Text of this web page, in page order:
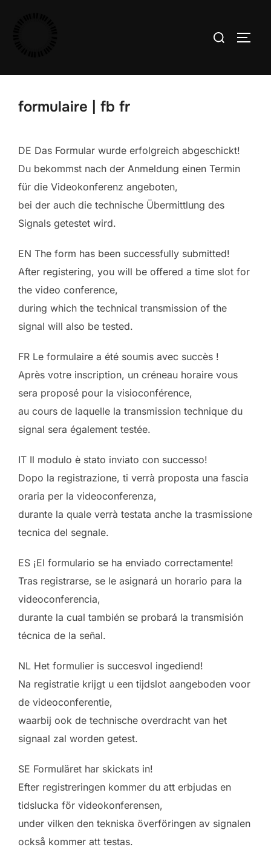
Rechercher :
formulaire | fb fr
DE Das Formular wurde erfolgreich abgeschickt!
Du bekommst nach der Anmeldung einen Termin
für die Videokonferenz angeboten,
bei der auch die technische Übermittlung des
Signals getestet wird.
EN The form has been successfully submitted!
After registering, you will be offered a time slot for
the video conference,
during which the technical transmission of the
signal will also be tested.
FR Le formulaire a été soumis avec succès !
Après votre inscription, un créneau horaire vous
sera proposé pour la visioconférence,
au cours de laquelle la transmission technique du
signal sera également testée.
IT Il modulo è stato inviato con successo!
Dopo la registrazione, ti verrà proposta una fascia
oraria per la videoconferenza,
durante la quale verrà testata anche la trasmissione
tecnica del segnale.
ES ¡El formulario se ha enviado correctamente!
Tras registrarse, se le asignará un horario para la
videoconferencia,
durante la cual también se probará la transmisión
técnica de la señal.
NL Het formulier is succesvol ingediend!
Na registratie krijgt u een tijdslot aangeboden voor
de videoconferentie,
waarbij ook de technische overdracht van het
signaal zal worden getest.
SE Formuläret har skickats in!
Efter registreringen kommer du att erbjudas en
tidslucka för videokonferensen,
under vilken den tekniska överföringen av signalen
också kommer att testas.